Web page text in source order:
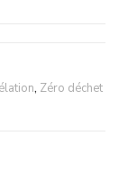
, Zéro déchet